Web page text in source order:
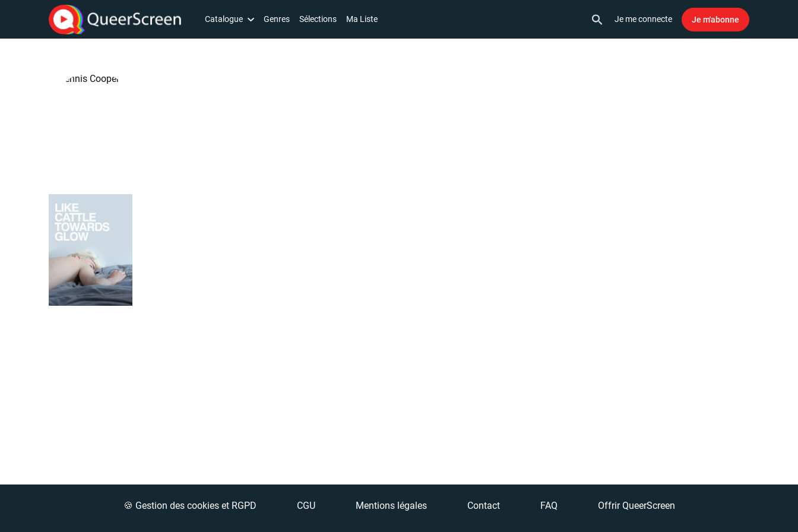
Catalogue Genres Sélections Ma Liste Je me connecte Je m'abonne
🍪 Gestion des cookies et RGPD CGU Mentions légales Contact FAQ Offrir QueerScreen